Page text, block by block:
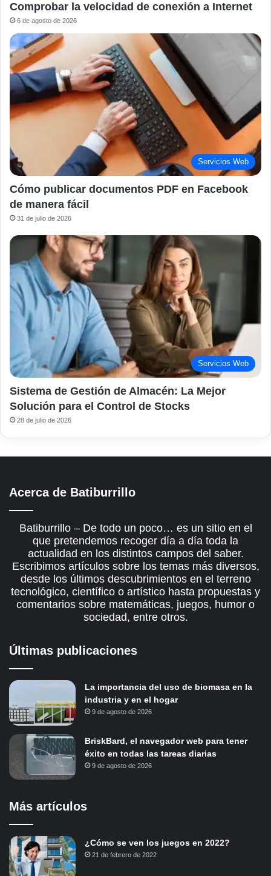
Comprobar la velocidad de conexión a Internet
6 de agosto de 2026
Servicios Web
Cómo publicar documentos PDF en Facebook
de manera fácil
31 de julio de 2026
Servicios Web
Sistema de Gestión de Almacén: La Mejor
Solución para el Control de Stocks
28 de julio de 2026
Acerca de Batiburrillo
Batiburrillo – De todo un poco… es un sitio en el
que pretendemos recoger día a día toda la
actualidad en los distintos campos del saber.
Escribimos artículos sobre los temas más diversos,
desde los últimos descubrimientos en el terreno
tecnológico, científico o artístico hasta propuestas y
comentarios sobre matemáticas, juegos, humor o
sociedad, entre otros.
Últimas publicaciones
La importancia del uso de biomasa en la
industria y en el hogar
9 de agosto de 2026
BriskBard, el navegador web para tener
éxito en todas las tareas diarias
9 de agosto de 2026
Más artículos
¿Cómo se ven los juegos en 2022?
21 de febrero de 2022